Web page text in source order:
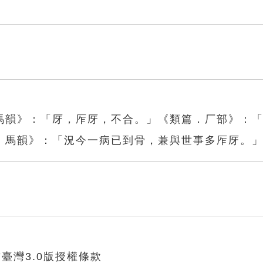
》：「厊，厏厊，不合。」《類篇．厂部》：
韻》：「況今一病已到骨，兼與世事多厏厊。」
灣3.0版授權條款